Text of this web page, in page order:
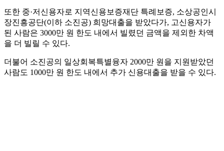
또한 중·저신용자로 지역신용보증재단 특례보증, 소상공인시
장진흥공단(이하 소진공) 희망대출을 받았다가, 고신용자가
된 사람은 3000만 원 한도 내에서 빌렸던 금액을 제외한 차액
을 더 빌릴 수 있다.
더불어 소진공의 일상회복특별융자 2000만 원을 지원받았던
사람도 1000만 원 한도 내에서 추가 신용대출을 받을 수 있다.